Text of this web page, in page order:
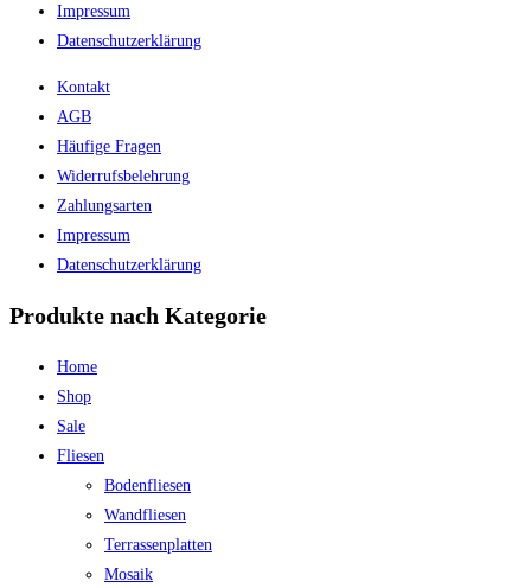
Impressum
Datenschutzerklärung
Kontakt
AGB
Häufige Fragen
Widerrufsbelehrung
Zahlungsarten
Impressum
Datenschutzerklärung
Produkte nach Kategorie
Home
Shop
Sale
Fliesen
Bodenfliesen
Wandfliesen
Terrassenplatten
Mosaik